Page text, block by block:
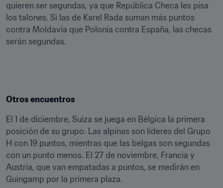
quieren ser segundas, ya que República Checa les pisa
los talones. Si las de Karel Rada suman más puntos
contra Moldavia que Polonia contra España, las checas
serán segundas.
Otros encuentros
El 1 de diciembre, Suiza se juega en Bélgica la primera
posición de su grupo. Las alpinas son líderes del Grupo
H con 19 puntos, mientras que las belgas son segundas
con un punto menos. El 27 de noviembre, Francia y
Austria, que van empatadas a puntos, se medirán en
Guingamp por la primera plaza.